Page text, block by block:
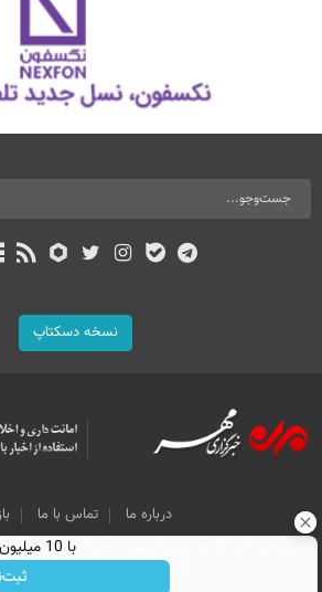
نسخه دسکتاپ
درباره ما تماس با ما
Agency is licensed under a Creative Commons
4.0 International License.
با 10 میلیون شروع کن!